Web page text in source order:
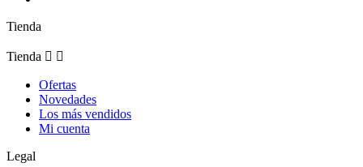
Tienda
Tienda  
Ofertas
Novedades
Los más vendidos
Mi cuenta
Legal